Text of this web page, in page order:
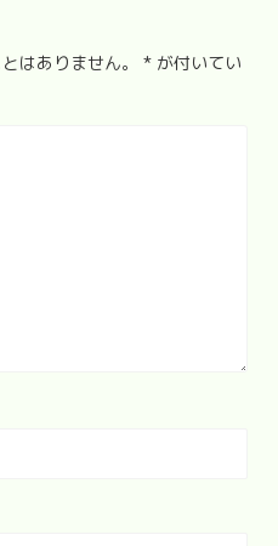
はありません。 * が付いてい